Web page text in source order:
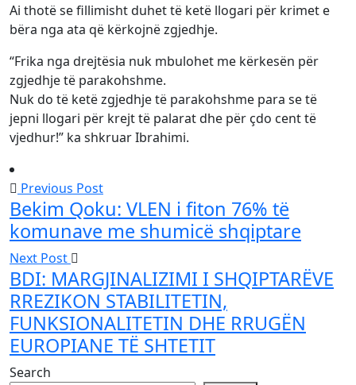
Ai thotë se fillimisht duhet të ketë llogari për krimet e
bëra nga ata që kërkojnë zgjedhje.
“Frika nga drejtësia nuk mbulohet me kërkesën për
zgjedhje të parakohshme.
Nuk do të ketë zgjedhje të parakohshme para se të
jepni llogari për krejt të palarat dhe për çdo cent të
vjedhur!” ka shkruar Ibrahimi.
Previous Post
Bekim Qoku: VLEN i fiton 76% të
komunave me shumicë shqiptare
Next Post
BDI: MARGJINALIZIMI I SHQIPTARËVE
RREZIKON STABILITETIN,
FUNKSIONALITETIN DHE RRUGËN
EUROPIANE TË SHTETIT
Search